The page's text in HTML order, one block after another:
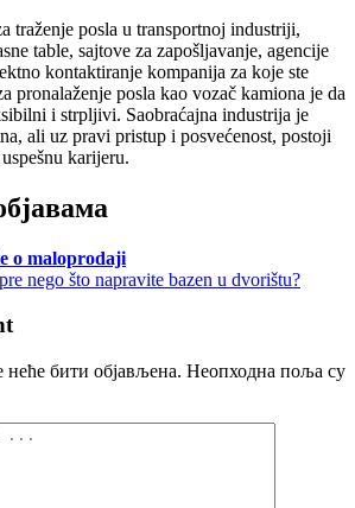
traženje posla u transportnoj industriji,
table, sajtove za zapošljavanje, agencije
kontaktiranje kompanija za koje ste
pronalaženje posla kao vozač kamiona je da
i strpljivi. Saobraćajna industrija je
ali uz pravi pristup i posvećenost, postoji
karijeru.
o maloprodaji
nego što napravite bazen u dvorištu?
бити објављена. Неопходна поља су